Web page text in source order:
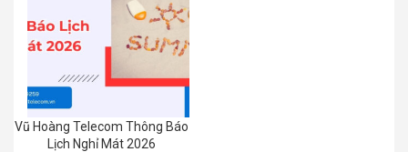
Vũ Hoàng Telecom Thông Báo
Lịch Nghỉ Mát 2026